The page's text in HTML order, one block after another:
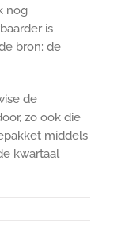
nog
is
bron: de
de
zo ook die
middels
kwartaal